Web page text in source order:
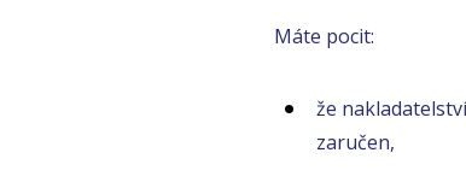
Máte pocit:
že
zaručen,